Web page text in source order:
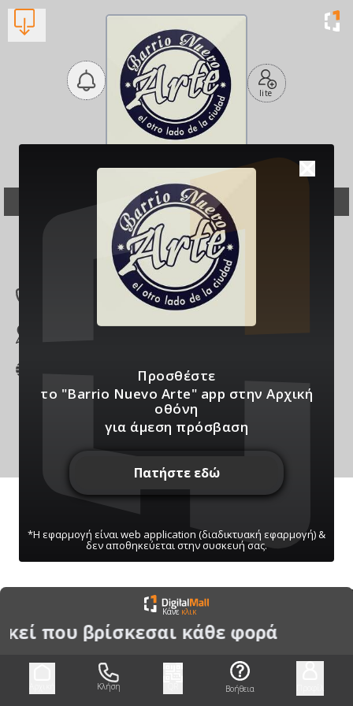
lite
Barrio Nuevo Arte
Καφετέριες, Μπαρ
Βλέπουν τώρα:1
Καλογεροπούλου 3
ΠΑΤΗΣΤΕ ΓΙΑ ΝΑ ΛΑΒΕΤΕ ΕΙΔΟΠΟΙΗΣΕΙΣ
Μπορείτε να κάνετε ανά πάσα στιγμή σίγαση/
ενεργοποίηση μέσω του κουμπιού
Κάνε κλικ
που βρίσκεσαι κάθε φορά
Κλήση Βοήθεια
Προσθέστε
το "Barrio Nuevo Arte" app στην Αρχική
οθόνη
για άμεση πρόσβαση
Πατήστε εδώ
*Η εφαρμογή είναι web application (διαδικτυακή εφαρμογή) &
δεν αποθηκεύεται στην συσκευή σας.